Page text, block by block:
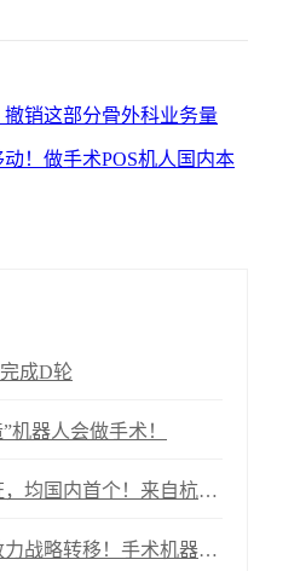
销这部分骨外科业务量
！做手术POS机人国内本
成D轮
机器人会做手术！
个！来自杭州的医械创新力量
移！手术机器人本土制造计划